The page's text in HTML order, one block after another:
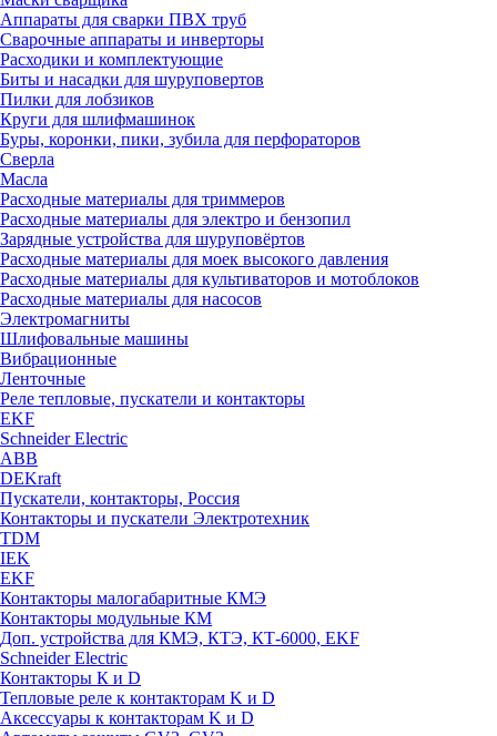
Аппараты для сварки ПВХ труб
Сварочные аппараты и инверторы
Расходики и комплектующие
Биты и насадки для шуруповертов
Пилки для лобзиков
Круги для шлифмашинок
Буры, коронки, пики, зубила для перфораторов
Сверла
Масла
Расходные материалы для триммеров
Расходные материалы для электро и бензопил
Зарядные устройства для шуруповёртов
Расходные материалы для моек высокого давления
Расходные материалы для культиваторов и мотоблоков
Расходные материалы для насосов
Электромагниты
Шлифовальные машины
Вибрационные
Ленточные
Реле тепловые, пускатели и контакторы
EKF
Schneider Electric
ABB
DEKraft
Пускатели, контакторы, Россия
Контакторы и пускатели Электротехник
TDM
IEK
EKF
Контакторы малогабаритные КМЭ
Контакторы модульные КМ
Доп. устройства для КМЭ, КТЭ, КТ-6000, EKF
Schneider Electric
Контакторы К и D
Тепловые реле к контакторам K и D
Аксессуары к контакторам K и D